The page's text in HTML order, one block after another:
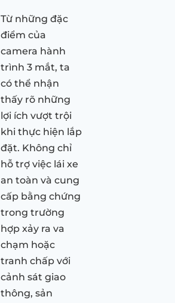
Từ những đặc
điểm của
camera hành
trình 3 mắt, ta
có thể nhận
thấy rõ những
lợi ích vượt trội
khi thực hiện lắp
đặt. Không chỉ
hỗ trợ việc lái xe
an toàn và cung
cấp bằng chứng
trong trường
hợp xảy ra va
chạm hoặc
tranh chấp với
cảnh sát giao
thông, sản